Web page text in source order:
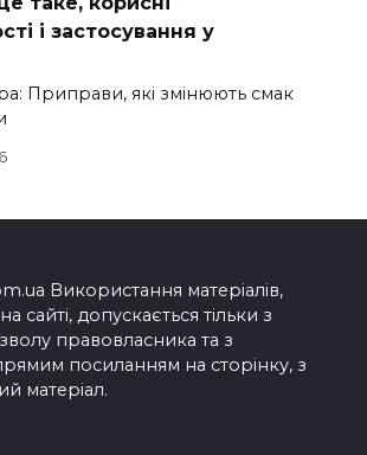
і застосування у
Приправи, які змінюють смак
Використання матеріалів,
сайті, допускається тільки з
правовласника та з
посиланням на сторінку, з
матеріал.